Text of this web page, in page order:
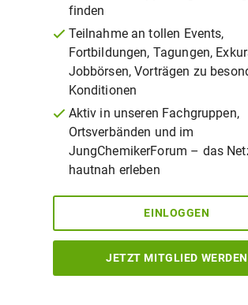
finden
Teilnahme an tollen Events,
Fortbildungen, Tagungen,
Jobbörsen, Vorträgen zu
Konditionen
Aktiv in unseren Fachgruppen,
Ortsverbänden und im
JungChemikerForum – das
hautnah erleben
EINLOGGEN
JETZT MITGLIED WERDEN